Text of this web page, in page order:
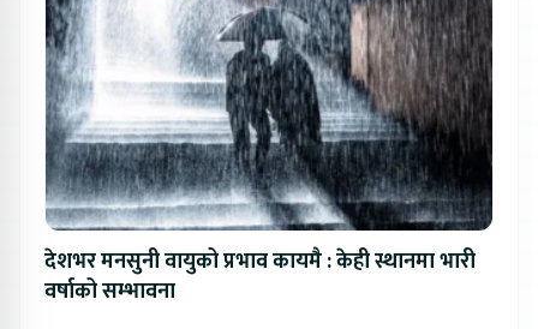
देशभर मनसुनी वायुको प्रभाव कायमै : केही स्थानमा भारी
वर्षाको सम्भावना